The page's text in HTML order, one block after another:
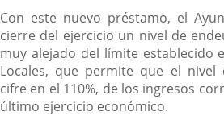
Con este nuevo préstamo, el
cierre del ejercicio un nivel de
muy alejado del límite establecido
Locales, que permite que el nivel
cifre en el 110%, de los ingresos
último ejercicio económico.